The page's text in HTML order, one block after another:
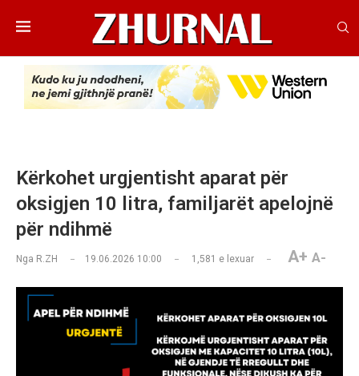
Kërkohet urgjentisht aparat për
oksigjen 10 litra, familjarët apelojnë
për ndihmë
Nga R.ZH 19.06.2026 10:00 1,581 e lexuar A+ A-